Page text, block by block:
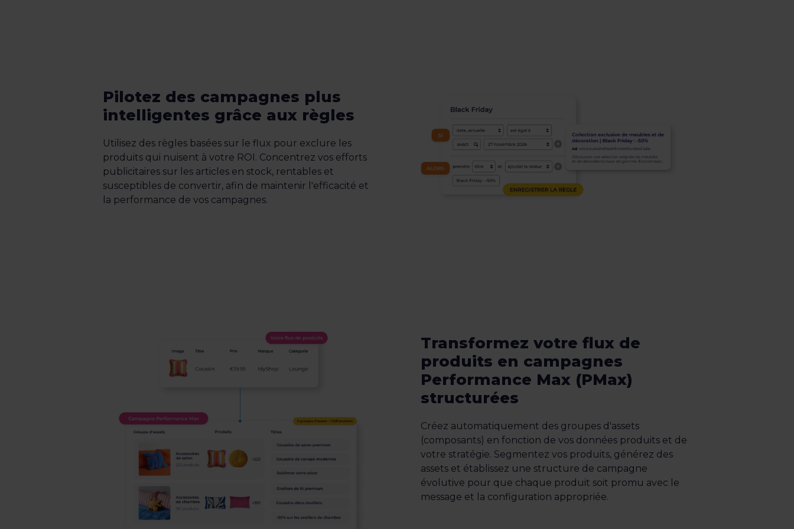
Pilotez des campagnes plus
intelligentes grâce aux règles
Utilisez des règles basées sur le flux pour exclure les
produits qui nuisent à votre ROI. Concentrez vos efforts
publicitaires sur les articles en stock, rentables et
susceptibles de convertir, afin de maintenir l'efficacité et
la performance de vos campagnes.
Transformez votre flux de
produits en campagnes
Performance Max (PMax)
structurées
Créez automatiquement des groupes d'assets
(composants) en fonction de vos données produits et de
votre stratégie. Segmentez vos produits, générez des
assets et établissez une structure de campagne
évolutive pour que chaque produit soit promu avec le
message et la configuration appropriée.